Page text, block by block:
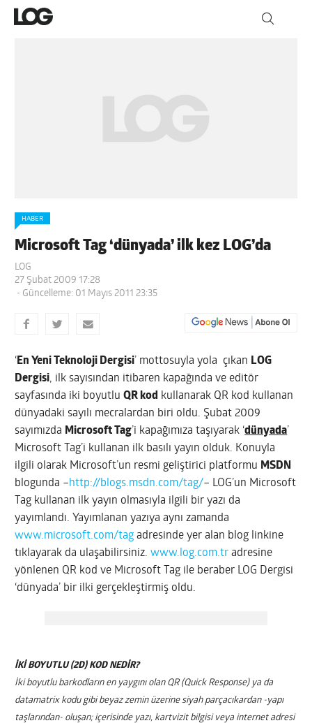
HABER
Microsoft Tag ‘dünyada’ ilk kez LOG’da
LOG
27 Şubat 2009 17:28
- Güncelleme: 01 Mayıs 2011 23:35
‘En Yeni Teknoloji Dergisi’ mottosuyla yola çıkan LOG
Dergisi, ilk sayısından itibaren kapağında ve editör
sayfasında iki boyutluQR kod kullanarak QR kod kullanan
dünyadaki sayılı mecralardan biri oldu. Şubat 2009
sayımızda Microsoft Tag’i kapağımıza taşıyarak ‘dünyada’
Microsoft Tag’i kullanan ilk basılı yayın olduk. Konuyla
ilgili olarak Microsoft’un resmi geliştirici platformu MSDN
blogunda –http://blogs.msdn.com/tag/– LOG’un Microsoft
Tag kullanan ilk yayın olmasıyla ilgili bir yazı da
yayımlandı. Yayımlanan yazıya aynı zamanda
www.microsoft.com/tag adresinde yer alan blog linkine
tıklayarak da ulaşabilirsiniz.www.log.com.tr adresine
yönlenen QR kod ve Microsoft Tag ile beraber LOG Dergisi
‘dünyada’ bir ilki gerçekleştirmiş oldu.
İKİ BOYUTLU (2D) KOD NEDİR?
İki boyutlu barkodların en yaygını olan QR (Quick Response) ya da
datamatrix kodu gibi beyaz zemin üzerine siyah parçacıkardan -yapı
taşlarından- oluşan; içerisinde yazı, kartvizit bilgisi veya internet adresi